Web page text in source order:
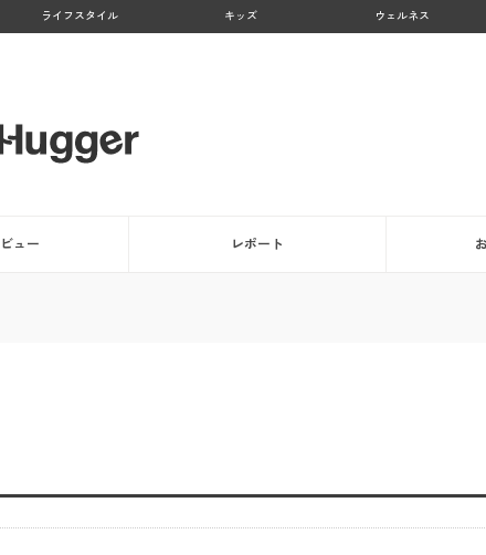
ライフスタイル キッズ ウェルネス
ュー レポート